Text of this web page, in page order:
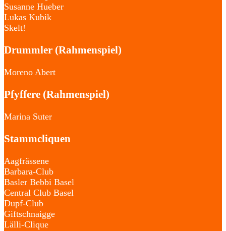
Susanne Hueber
Lukas Kubik
Skelt!
Drummler (Rahmenspiel)
Moreno Abert
Pfyffere (Rahmenspiel)
Marina Suter
Stammcliquen
Aagfrässene
Barbara-Club
Basler Bebbi Basel
Central Club Basel
Dupf-Club
Giftschnaigge
Lälli-Clique